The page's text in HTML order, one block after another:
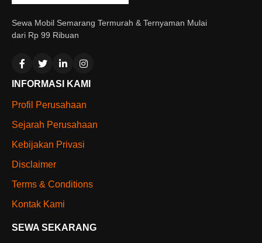
Sewa Mobil Semarang Termurah & Ternyaman Mulai
dari Rp 99 Ribuan
INFORMASI KAMI
Profil Perusahaan
Sejarah Perusahaan
Kebijakan Privasi
Disclaimer
Terms & Conditions
Kontak Kami
SEWA SEKARANG